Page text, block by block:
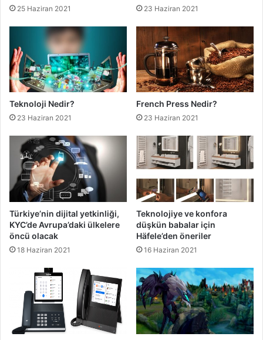
25 Haziran 2021 23 Haziran 2021
Teknoloji Nedir?
23 Haziran 2021
French Press Nedir?
23 Haziran 2021
Türkiye’nin dijital yetkinliği,
KYC’de Avrupa’daki ülkelere
öncü olacak
18 Haziran 2021
Teknolojiye ve konfora
düşkün babalar için
Häfele’den öneriler
16 Haziran 2021